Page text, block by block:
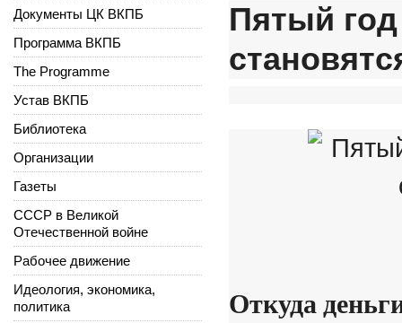
Пятый
Откуда
Документы ЦК ВКПБ
Программа ВКПБ
The Programme
Устав ВКПБ
Библиотека
Организации
Газеты
СССР в Великой
Отечественной войне
Рабочее движение
Идеология, экономика,
политика